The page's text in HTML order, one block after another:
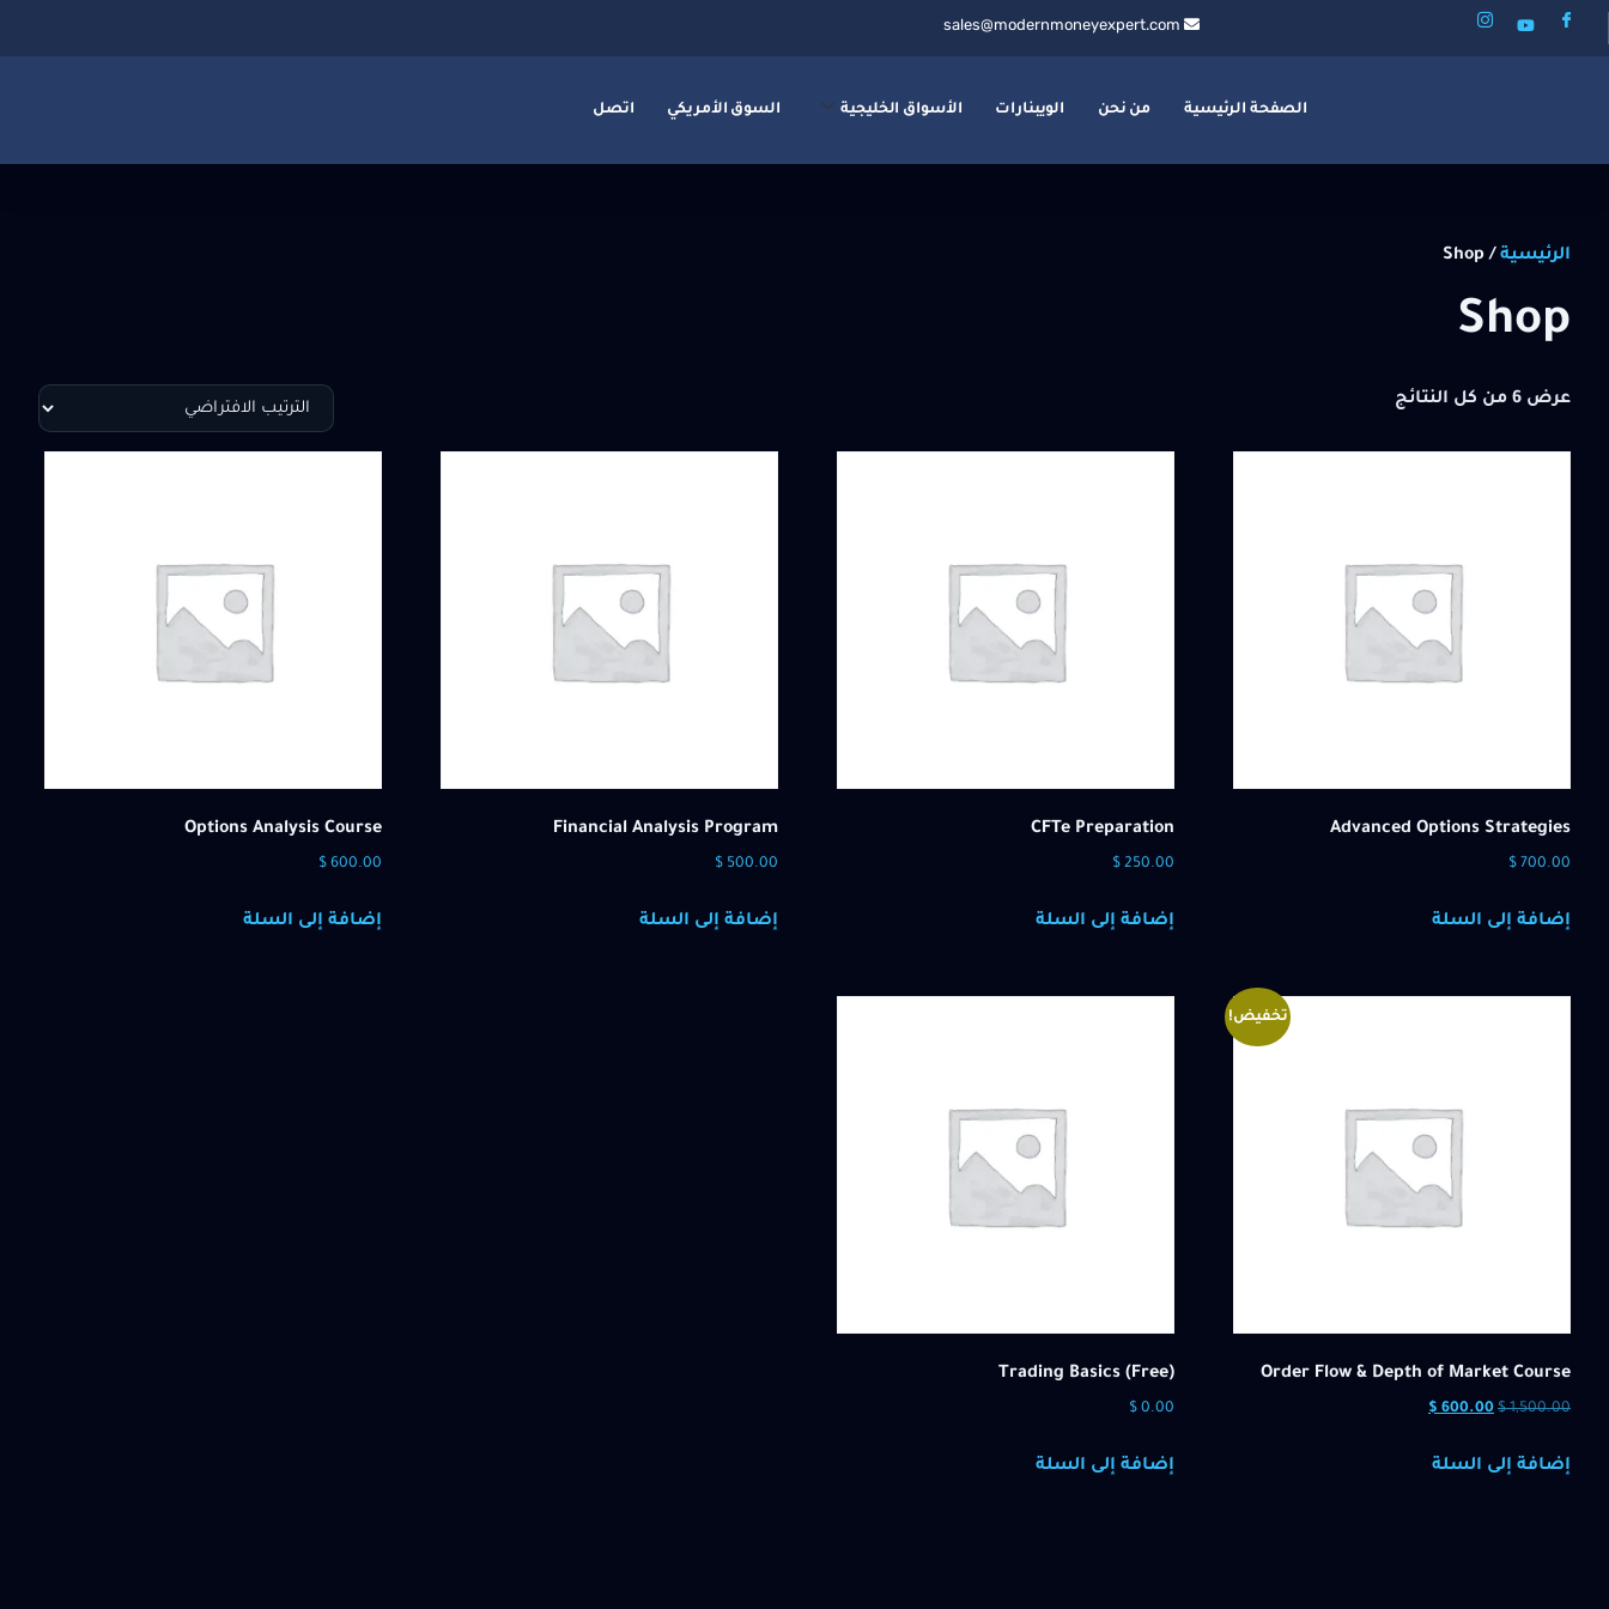
sales@modernmoneyexpert.com
الصفحة الرئيسية من نحن الويبنارات الأسواق الخليجية السوق الأمريكي اتصل
الرئيسية / Shop
Shop
عرض ⁦6⁩ من كل النتائج
Advanced Options Strategies
$ 700.00
إضافة إلى السلة
CFTe Preparation
$ 250.00
إضافة إلى السلة
Financial Analysis Program
$ 500.00
إضافة إلى السلة
Options Analysis Course
$ 600.00
إضافة إلى السلة
تخفيض!
Order Flow & Depth of Market Course
$1,500.00
$600.00
إضافة إلى السلة
Trading Basics (Free)
$ 0.00
إضافة إلى السلة